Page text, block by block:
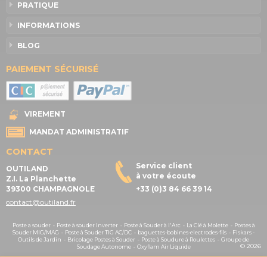
PRATIQUE
INFORMATIONS
BLOG
PAIEMENT SÉCURISÉ
VIREMENT
MANDAT ADMINISTRATIF
CONTACT
OUTILAND
Z.I. La Planchette
39300 CHAMPAGNOLE
contact@outiland.fr
Service client
à votre écoute
+33 (0)3 84 66 39 14
Poste a souder- Poste à souder Inverter- Poste à Souder à l'Arc - La Clé à Molette- Postes à
Souder MIG/MAG - Poste à Souder TIG AC/DC - baguettes-bobines-electrodes-fils - Fiskars -
Outils de Jardin - Bricolage Postes à Souder - Poste à Soudure à Roulettes - Groupe de
Soudage Autonome- Oxyflam Air Liquide © 2026